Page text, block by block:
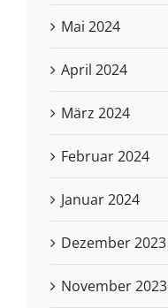
Mai 2024
April 2024
März 2024
Februar 2024
Januar 2024
Dezember 2023
November 2023